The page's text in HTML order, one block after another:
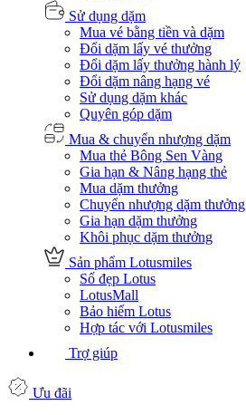
Sử dụng dặm
Mua vé bằng tiền và dặm
Đổi dặm lấy vé thưởng
Đổi dặm lấy thưởng hành lý
Đổi dặm nâng hạng vé
Sử dụng dặm khác
Quyên góp dặm
Mua & chuyển nhượng dặm
Mua thẻ Bông Sen Vàng
Gia hạn & Nâng hạng thẻ
Mua dặm thưởng
Chuyển nhượng dặm thưởng
Gia hạn dặm thưởng
Khôi phục dặm thưởng
Sản phẩm Lotusmiles
Số đẹp Lotus
LotusMall
Bảo hiểm Lotus
Hợp tác với Lotusmiles
Trợ giúp
Ưu đãi